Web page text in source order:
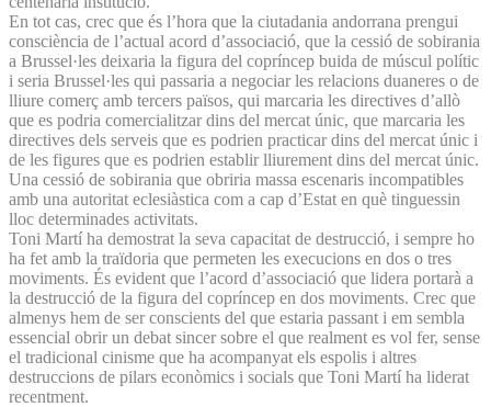
En tot cas, crec que és l’hora que la ciutadania andorrana prengui
consciència de l’actual acord d’associació, que la cessió de sobirania
a Brussel·les deixaria la figura del copríncep buida de múscul polític
i seria Brussel·les qui passaria a negociar les relacions duaneres o de
lliure comerç amb tercers països, qui marcaria les directives d’allò
que es podria comercialitzar dins del mercat únic, que marcaria les
directives dels serveis que es podrien practicar dins del mercat únic i
de les figures que es podrien establir lliurement dins del mercat únic.
Una cessió de sobirania que obriria massa escenaris incompatibles
amb una autoritat eclesiàstica com a cap d’Estat en què tinguessin
lloc determinades activitats.
Toni Martí ha demostrat la seva capacitat de destrucció, i sempre ho
ha fet amb la traïdoria que permeten les execucions en dos o tres
moviments. És evident que l’acord d’associació que lidera portarà a
la destrucció de la figura del copríncep en dos moviments. Crec que
almenys hem de ser conscients del que estaria passant i em sembla
essencial obrir un debat sincer sobre el que realment es vol fer, sense
el tradicional cinisme que ha acompanyat els espolis i altres
destruccions de pilars econòmics i socials que Toni Martí ha liderat
recentment.